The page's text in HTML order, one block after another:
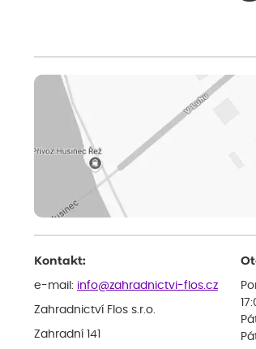
Kontakt:
e-mail: info@zahradnictvi-flos.cz
Zahradnictví Flos s.r.o.
Zahradní 141